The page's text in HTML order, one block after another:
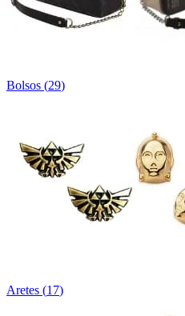
Bolsos (29)
Aretes (17)